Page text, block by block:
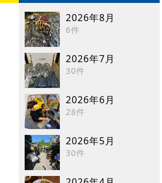
2026年8月
6件
2026年7月
30件
2026年6月
28件
2026年5月
30件